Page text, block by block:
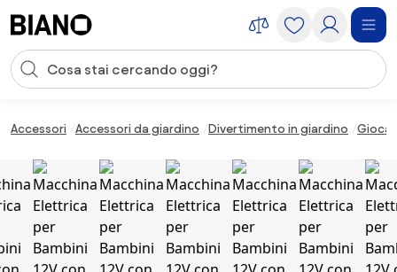
Input della ricerca
Accessori Accessori da giardino Divertimento in giardino